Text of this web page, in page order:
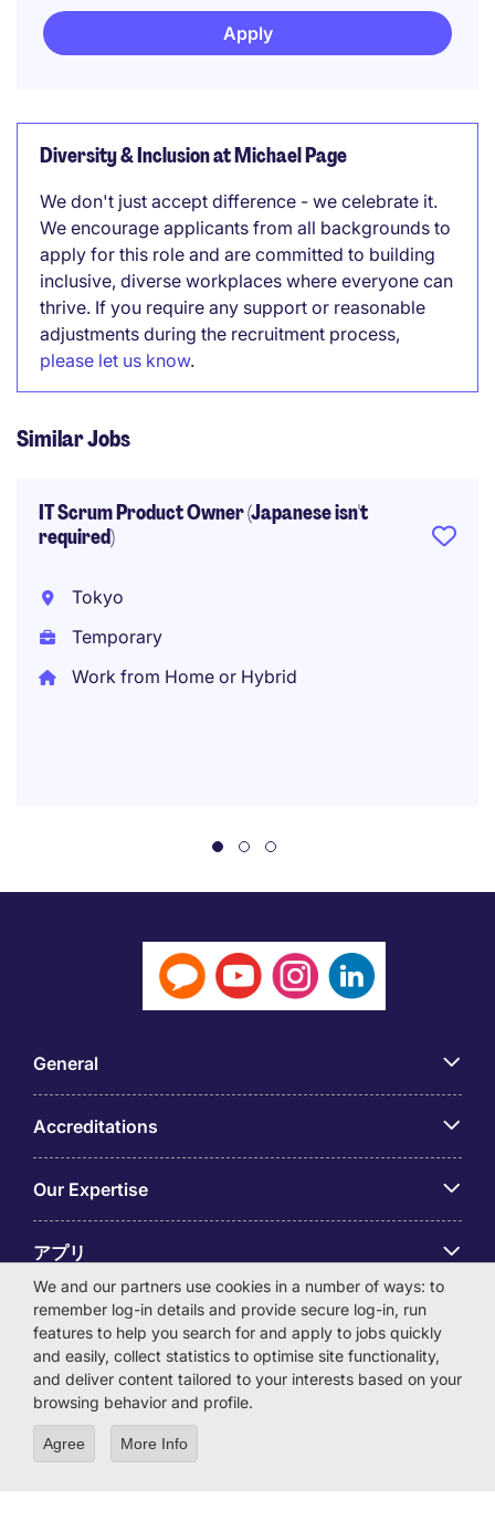
Apply
Diversity & Inclusion at Michael Page
We don't just accept difference - we celebrate it.
We encourage applicants from all backgrounds to
apply for this role and are committed to building
inclusive, diverse workplaces where everyone can
thrive. If you require any support or reasonable
adjustments during the recruitment process,
please let us know.
Similar Jobs
IT Scrum Product Owner (Japanese isn't
required)
Tokyo
Temporary
Work from Home or Hybrid
General
Accreditations
Our Expertise
アプリ
Employer Centre
© Michael Page International (Japan) K.K. Corporation
Number 0104-01-043253 Registered Office 6F Hulic
We and our partners use cookies in a number of ways: to
remember log-in details and provide secure log-in, run
features to help you search for and apply to jobs quickly
and easily, collect statistics to optimise site functionality,
and deliver content tailored to your interests based on your
browsing behavior and profile.
Agree More Info